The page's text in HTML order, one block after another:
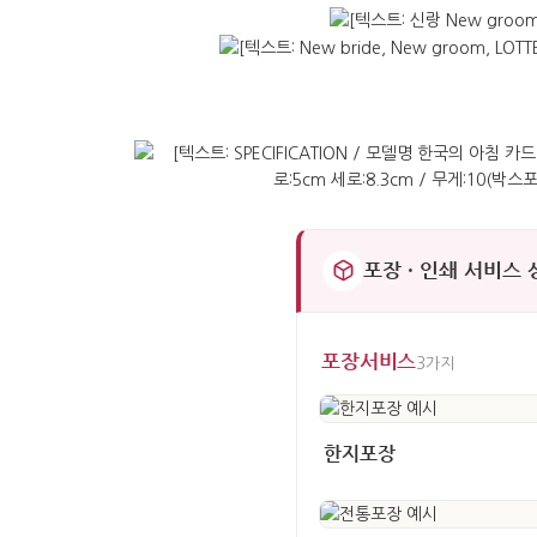
포장 · 인쇄 서비스
포장서비스 3가지
한지포장